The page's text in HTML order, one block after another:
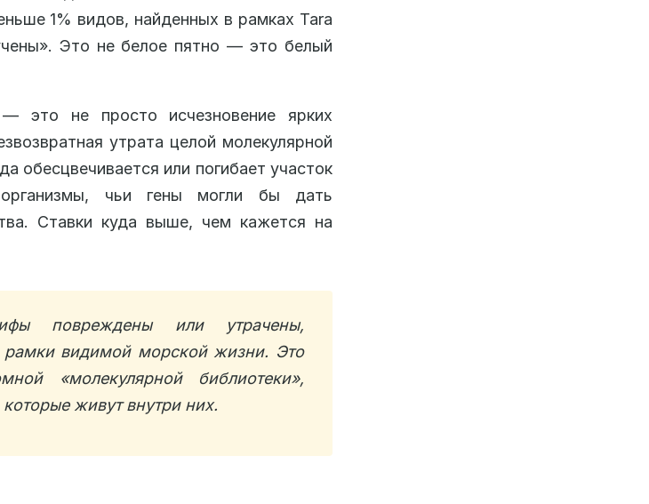
1% видов, найденных в рамках Tara
Это не белое пятно — это белый
это не просто исчезновение ярких
утрата целой молекулярной
обесцвечивается или погибает участок
чьи гены могли бы дать
Ставки куда выше, чем кажется на
повреждены или утрачены,
рамки видимой морской жизни. Это
«молекулярной библиотеки»,
живут внутри них.